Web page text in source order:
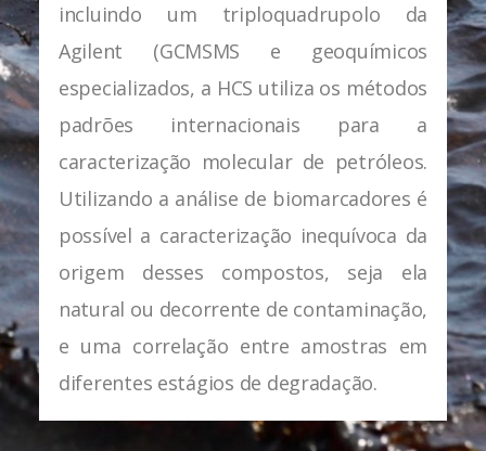
incluindo um triploquadrupolo da
Agilent (GCMSMS e geoquímicos
especializados, a HCS utiliza os métodos
padrões internacionais para a
caracterização molecular de petróleos.
Utilizando a análise de biomarcadores é
possível a caracterização inequívoca da
origem desses compostos, seja ela
natural ou decorrente de contaminação,
e uma correlação entre amostras em
diferentes estágios de degradação.